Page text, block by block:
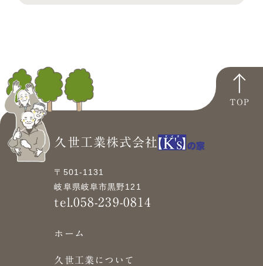
久世工業株式会社
〒501-1131
岐阜県岐阜市黒野121
tel.058-239-0814
ホーム
久世工業について
TOP